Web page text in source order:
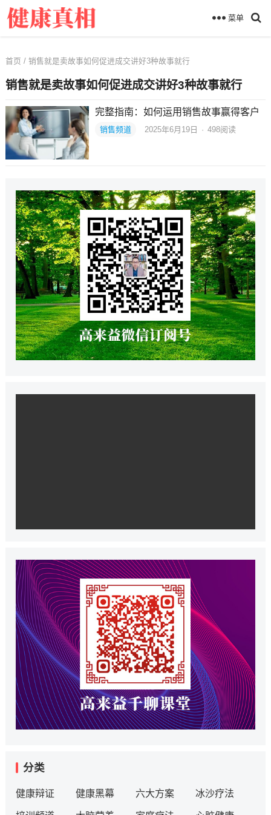
菜单
首页 / 销售就是卖故事如何促进成交讲好3种故事就行
销售就是卖故事如何促进成交讲好3种故事就行
完整指南：如何运用销售故事赢得客户
销售频道 2025年6月19日 · 498阅读
分类
健康辩证 健康黑幕 六大方案 冰沙疗法